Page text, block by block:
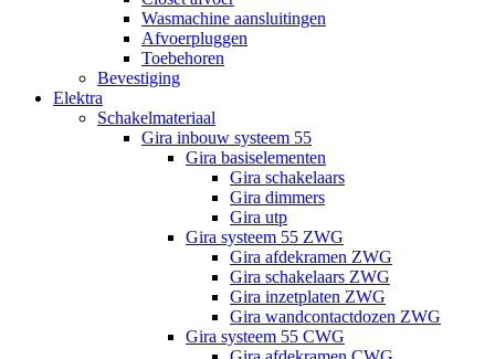
Wasmachine aansluitingen
Afvoerpluggen
Toebehoren
Bevestiging
Elektra
Schakelmateriaal
Gira inbouw systeem 55
Gira basiselementen
Gira schakelaars
Gira dimmers
Gira utp
Gira systeem 55 ZWG
Gira afdekramen ZWG
Gira schakelaars ZWG
Gira inzetplaten ZWG
Gira wandcontactdozen ZWG
Gira systeem 55 CWG